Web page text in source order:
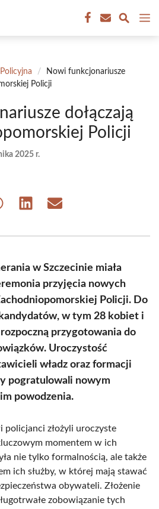
/
Nowi funkcjonariusze
Policji
dołączają
Policji
2025 r.
Share Share
w Szczecinie miała
przyjęcia nowych
Policji. Do
kandydatów, w tym 28 kobiet i
przygotowania do
Uroczystość
władz oraz formacji
pogratulowali nowym
powodzenia.
policjanci złożyli uroczyste
momentem w ich
nie tylko formalnością, ale także
ich służby, w której mają stawać
obywateli. Złożenie
zobowiązanie tych